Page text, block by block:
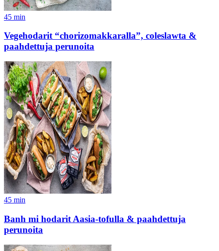
45 min
Vegehodarit “chorizomakkaralla”, coleslawta &
paahdettuja perunoita
45 min
Banh mi hodarit Aasia-tofulla & paahdettuja
perunoita